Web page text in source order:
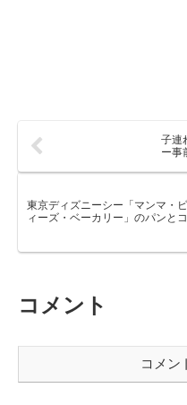
子連
ー事
東京ディズニーシー「マンマ・
ィーズ・ベーカリー」のパンと
コメント
コメン